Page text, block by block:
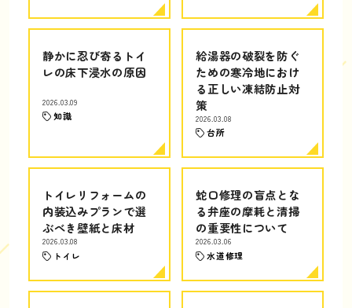
静かに忍び寄るトイ
レの床下浸水の原因
2026.03.09
知識
給湯器の破裂を防ぐ
ための寒冷地におけ
る正しい凍結防止対
策
2026.03.08
台所
トイレリフォームの
内装込みプランで選
ぶべき壁紙と床材
2026.03.08
トイレ
蛇口修理の盲点とな
る弁座の摩耗と清掃
の重要性について
2026.03.06
水道修理